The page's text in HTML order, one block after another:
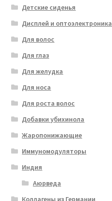
Детские сиденья
Дисплей и оптоэлектроника
Для волос
Для глаз
Для желудка
Для носа
Для роста волос
Добавки убихинола
Жаропонижающие
Иммуномодуляторы
Индия
Аюрведа
Коллагены из Германии